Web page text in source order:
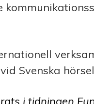
Svenska
i tidningen